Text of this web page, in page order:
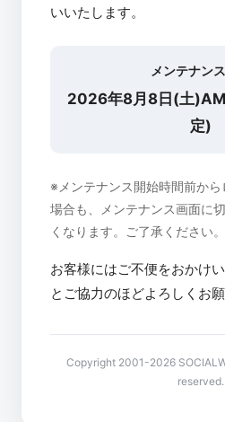
いいたします。
メンテナン
2026年8月8日(土
定)
※メンテナンス開始時間前か
場合も、メンテナンス画面に
くなります。ご了承ください。
お客様にはご不便をおかけ
とご協力のほどよろしくお願
Copyright 2001-2026
reserved.